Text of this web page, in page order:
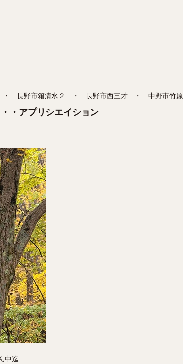
・ 長野市箱清水２ ・ 長野市西三才 ・ 中野市竹原
・アプリシエイション
中迄